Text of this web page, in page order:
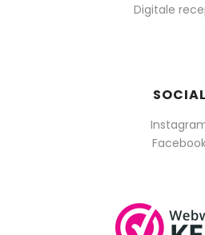
Digitale
SOCIAL